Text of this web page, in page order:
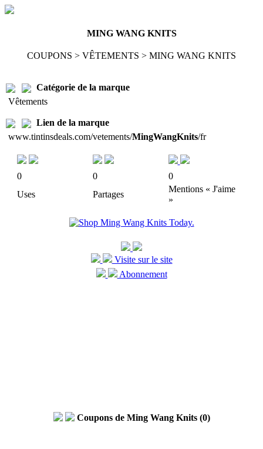
MING WANG KNITS
COUPONS > VÊTEMENTS > MING WANG KNITS
Catégorie de la marque
Vêtements
Lien de la marque
www.tintinsdeals.com/vetements/MingWangKnits/fr
0 0
0
Uses
Partages
Mentions « J'aime
»
Visite sur le site
Abonnement
Coupons de Ming Wang Knits (0)